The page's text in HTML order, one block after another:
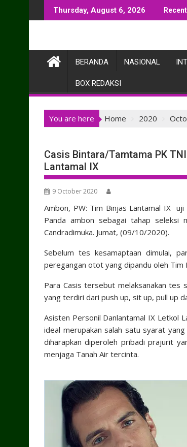
to
Thursday, August 6, 2026
BERANDA NASIONAL
BOX REDAKSI
You are here Home 2020
Casis Bintara/Tamtama PK
Lantamal IX
9 October 2020
Ambon, PW: Tim Binjas Lantamal IX
Panda ambon sebagai tahap seleksi
Candradimuka. Jumat, (09/10/2020).
Sebelum tes kesamaptaan dimulai,
peregangan otot yang dipandu oleh Tim
Para Casis tersebut melaksanakan
yang terdiri dari push up, sit up, pull up
Asisten Personil Danlantamal IX Letkol
ideal merupakan salah satu syarat
diharapkan diperoleh pribadi prajurit
menjaga Tanah Air tercinta.